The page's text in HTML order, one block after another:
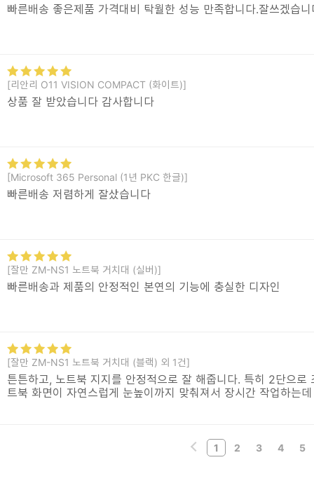
빠른배송 좋은제품 가격대비 탁월한 성능 만족합니다.잘쓰겠습니
[리안리 O11 VISION COMPACT (화이트)]
상품 잘 받았습니다 감사합니다
[Microsoft 365 Personal (1년 PKC 한글)]
빠른배송 저렴하게 잘샀습니다
[잘만 ZM-NS1 노트북 거치대 (실버)]
빠른배송과 제품의 안정적인 본연의 기능에 충실한 디자인
[잘만 ZM-NS1 노트북 거치대 (블랙) 외 1건]
튼튼하고, 노트북 지지를 안정적으로 잘 해줍니다. 특히 2단으
트북 화면이 자연스럽게 눈높이까지 맞춰져서 장시간 작업하는
1 2 3 4 5